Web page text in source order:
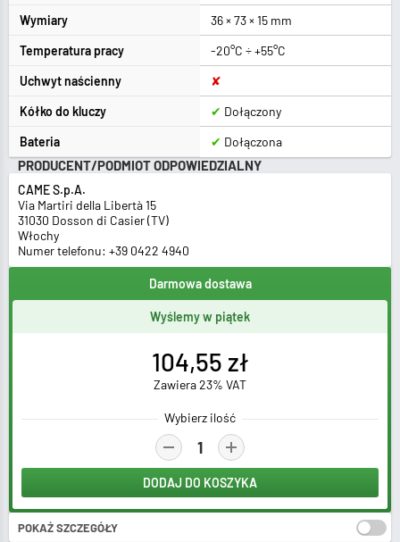
Wymiary
36 × 73 × 15 mm
Temperatura pracy
-20°C ÷ +55°C
Uchwyt naścienny
✘
Kółko do kluczy
✔ Dołączony
Bateria
✔ Dołączona
PRODUCENT/PODMIOT ODPOWIEDZIALNY
CAME S.p.A.
Via Martiri della Libertà 15
31030 Dosson di Casier (TV)
Włochy
Numer telefonu: +39 0422 4940
Darmowa dostawa
Wyślemy w piątek
104,55 zł
Zawiera 23% VAT
Wybierz ilość
DODAJ DO KOSZYKA
POKAŻ SZCZEGÓŁY